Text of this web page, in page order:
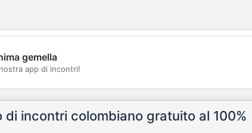
💕
gemella
app di incontri!
di incontri colombiano gratuito al 100%